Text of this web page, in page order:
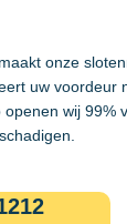
onze
uw voordeur
wij 99%